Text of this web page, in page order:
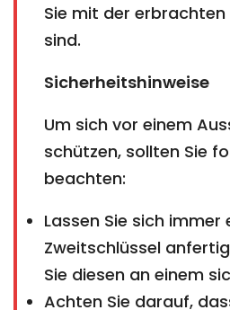
Sie mit der
sind.
Sicherheitshinweise
Um sich vor einem
schützen, sollten Sie
beachten:
Lassen Sie sich immer
Zweitschlüssel
Sie diesen an einem
Achten Sie darauf,